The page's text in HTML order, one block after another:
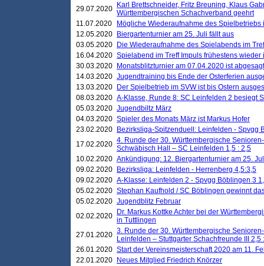
29.07.2020
Karl Brettschneider, Fritz Breuning, Klaus
Württembergischen Schachverband geehrt
11.07.2020
Mögliche Wiederaufnahme des Spielbetriebs
12.05.2020
Biergartenturnier am 25. Juli fällt aus
03.05.2020
Die Wiederaufnahme des Spielabends im
16.04.2020 Spielabend im Treff Impuls frühestens wieder
30.03.2020
Monatsblitzturnier am 07.04.2020 ist abgesagt
14.03.2020 Jugendtraining bis Ende der Osterferien
13.03.2020
Der Spielbetrieb im SVW ist bis Ostern
08.03.2020 A-Klasse, Runde 8: SC Leinfelden 2 besiegt
05.03.2020 Jugendbiltz März
04.03.2020 Spieler des Monats März ist Markus Hofer
23.02.2020
Bezirksliga-Spitzenduell: Leinfelden - Spvgg
17.02.2020 4. Runde der 30. Württembergische
Schwäbisch Hall – SC Leinfelden 1,5 : 2,5
10.02.2020 Ankündigung: 12. Biergartenturnier am 25.
09.02.2020
Bezirksliga: Leinfelden - Herrenberg 4,5:3,5
09.02.2020 A-Klasse: Leinfelden 2 - Spvgg Böblingen 3
05.02.2020 Stephan Kaufhold / SC Böblingen gewinnt
05.02.2020 Jugendblitz Februar
02.02.2020
Dr. Markus Kottke Achter bei der
in Tuttlingen
27.01.2020 3. Runde der 30. Württembergische
Leinfelden – Stuttgarter Schachfreunde III 2,5
26.01.2020 Start der Vereinsmeisterschaft 2020 am 11.
22.01.2020
Neues Mitglied Friedrich Knörzer